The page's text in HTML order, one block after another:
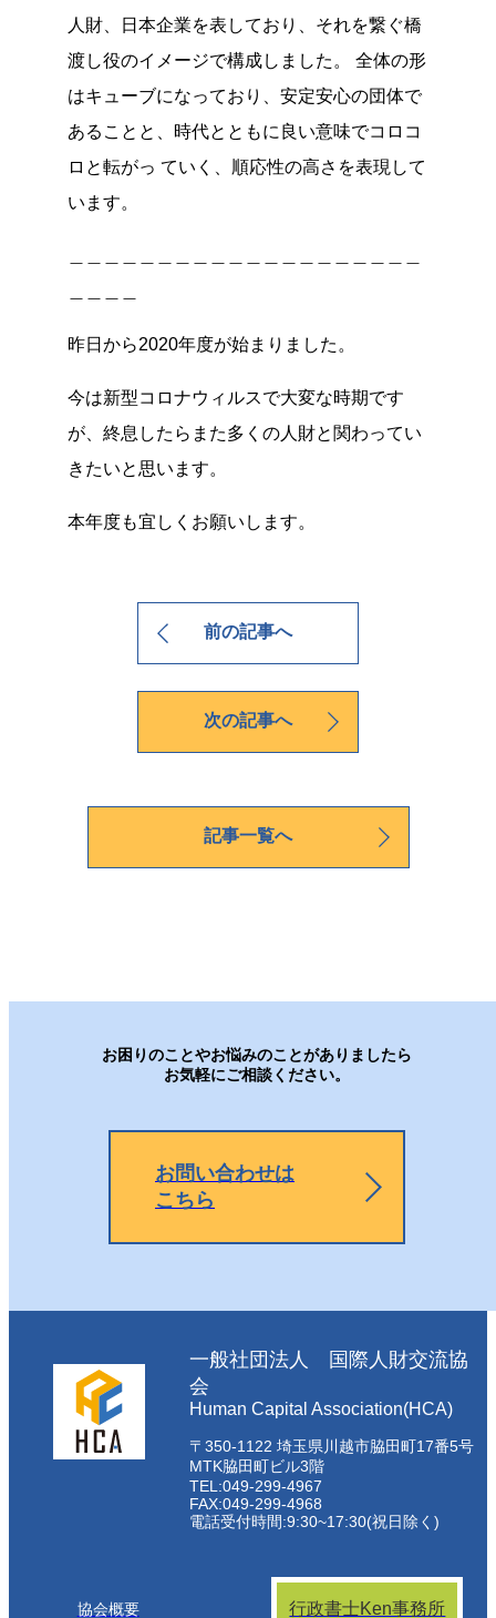
人財、日本企業を表しており、それを繋ぐ橋
渡し役のイメージで構成しました。 全体の形
はキューブになっており、安定安心の団体で
あることと、時代とともに良い意味でコロコ
ロと転がっ ていく、順応性の高さを表現して
います。
昨日から2020年度が始まりました。
今は新型コロナウィルスで大変な時期です
が、終息したらまた多くの人財と関わってい
きたいと思います。
本年度も宜しくお願いします。
前の記事へ
次の記事へ
記事一覧へ
お困りのことやお悩みのことがありましたら
お気軽にご相談ください。
お問い合わせは
こちら
一般社団法人 国際人財交流協
会
Human Capital Association(HCA)
〒350-1122 埼玉県川越市脇田町17番5号
MTK脇田町ビル3階
TEL:049-299-4967
FAX:049-299-4968
電話受付時間:9:30~17:30(祝日除く)
協会概要 行政書士Ken事務所